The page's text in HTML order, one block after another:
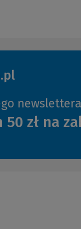
newslettera
zł na